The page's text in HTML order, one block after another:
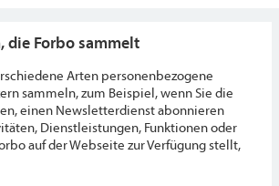
die Forbo sammelt
Arten personenbezogene
sammeln, zum Beispiel, wenn Sie die
einen Newsletterdienst abonnieren
Dienstleistungen, Funktionen oder
auf der Webseite zur Verfügung stellt,